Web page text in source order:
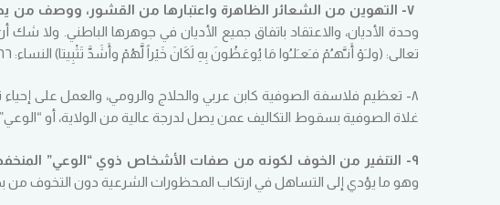
وحدة الأديان، والاعتقاد باتفاق جميع الأديان في جوهرها الباطني. ولا شك
تعالى: (ولـَوْ أَنـَّهـُمْ فـَعـَلـُوا مَا يُوعَظُونَ بِهِ لَكَانَ خَيْراً لَّهُمْ وأَشَدَّ تَثْبِيتا) النساء: ١٦٦.
٨- تعظيم فلاسفة الصوفية كابن عربي والحلاج والرومي، والعمل على
غلاة الصوفية بسقوط التكاليف عمن يصل لدرجة عالية من الولاية، أو “الوعي”
٩- التنفير من الخوف لكونه من صفات الأشخاص ذوي “الوعي” المنخفض، والتأكيد على النهج الصوفي الذي يقرر عبادة الله بالحب،
وهو ما يؤدي إلى التساهل في ارتكاب المحظورات الشرعية دون التخوف